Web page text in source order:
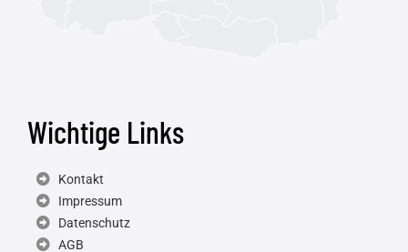
Wichtige Links
Kontakt
Impressum
Datenschutz
AGB